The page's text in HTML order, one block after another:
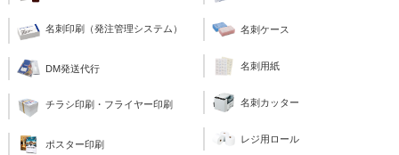
名刺印刷（発注管理システム）
DM発送代行
チラシ印刷・フライヤー印刷
ポスター印刷
名刺ケース
名刺用紙
名刺カッター
レジ用ロール